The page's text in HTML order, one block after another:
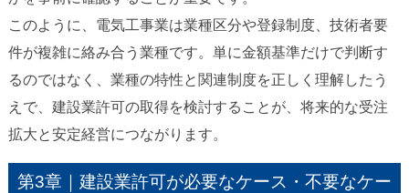
このように、電気工事業は業種区分や登録制度、技術者要
件が複雑に絡み合う業種です。単に金額基準だけで判断す
るのではなく、業種の特性と関連制度を正しく理解したう
えで、建設業許可の取得を検討することが、将来的な受注
拡大と安定経営につながります。
第3章｜建設業許可が必要なケース・不要なケー